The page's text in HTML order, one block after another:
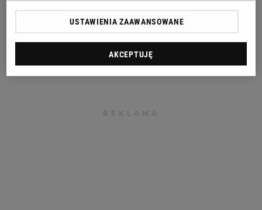
USTAWIENIA ZAAWANSOWANE
AKCEPTUJĘ